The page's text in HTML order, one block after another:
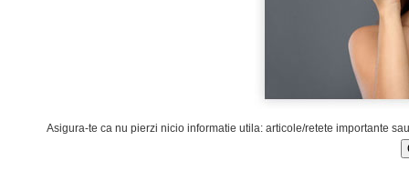
Asigura-te ca nu pierzi nicio informatie utila: articole/retete importante